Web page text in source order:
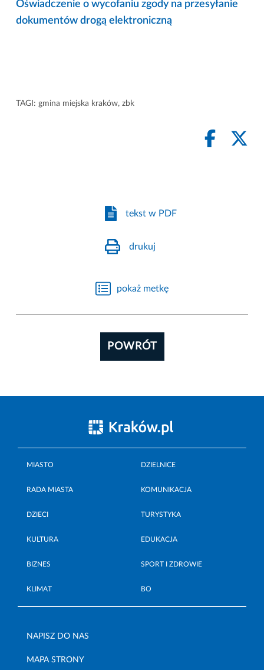
Oświadczenie o wycofaniu zgody na przesyłanie
dokumentów drogą elektroniczną
TAGI: gmina miejska kraków, zbk
tekst w PDF
drukuj
pokaż metkę
POWRÓT
MIASTO DZIELNICE
RADA MIASTA KOMUNIKACJA
DZIECI TURYSTYKA
KULTURA EDUKACJA
BIZNES SPORT I ZDROWIE
KLIMAT BO
NAPISZ DO NAS
MAPA STRONY